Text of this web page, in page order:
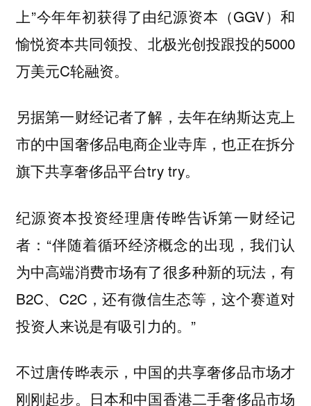
上”今年年初获得了由纪源资本（GGV）和
愉悦资本共同领投、北极光创投跟投的5000
万美元C轮融资。
另据第一财经记者了解，去年在纳斯达克上
市的中国奢侈品电商企业寺库，也正在拆分
旗下共享奢侈品平台try try。
纪源资本投资经理唐传晔告诉第一财经记
者：“伴随着循环经济概念的出现，我们认
为中高端消费市场有了很多种新的玩法，有
B2C、C2C，还有微信生态等，这个赛道对
投资人来说是有吸引力的。”
不过唐传晔表示，中国的共享奢侈品市场才
刚刚起步。日本和中国香港二手奢侈品市场